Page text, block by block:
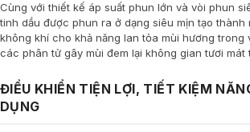
Cùng với thiết kế áp suất phun lớn và vòi phun
tinh dầu được phun ra ở dạng siêu mịn tạo thành
không khí cho khả năng lan tỏa mùi hương trong
các phân tử gây mùi đem lại không gian tươi mát
ĐIỀU KHIỂN TIỆN LỢI, TIẾT KIỆM
DỤNG